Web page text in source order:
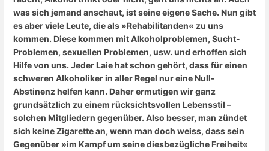
was sich jemand anschaut, ist seine eigene Sache. Nun gibt
es aber viele Leute, die als »Rehabilitanden« zu uns
kommen. Diese kommen mit Alkoholproblemen, Sucht-
Problemen, sexuellen Problemen, usw. und erhoffen sich
Hilfe von uns. Jeder Laie hat schon gehört, dass für einen
schweren Alkoholiker in aller Regel nur eine Null-
Abstinenz helfen kann. Daher ermutigen wir ganz
grundsätzlich zu einem rücksichtsvollen Lebensstil –
solchen Mitgliedern gegenüber. Also besser, man zündet
sich keine Zigarette an, wenn man doch weiss, dass sein
Gegenüber »im Kampf um seine diesbezügliche Freiheit«